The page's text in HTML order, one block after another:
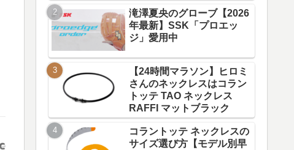
滝澤夏央のグローブ【2026
年最新】SSK「プロエッ
ジ」愛用中
【24時間マラソン】ヒロミ
さんのネックレスはコラン
トッテ TAO ネックレス
RAFFI マットブラック
コラントッテ ネックレスの
サイズ選び方【モデル別早